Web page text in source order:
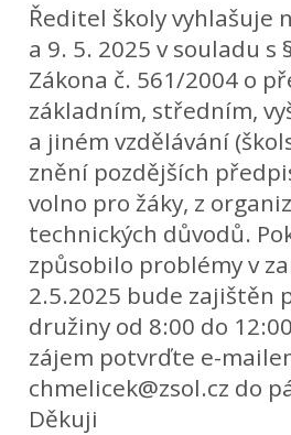
Ředitel školy vyhlašuje
a 9. 5. 2025 v souladu s
Zákona č. 561/2004 o
základním, středním,
a jiném vzdělávání
znění pozdějších
volno pro žáky, z
technických důvodů.
způsobilo problémy v
2.5.2025 bude zajištěn
družiny od 8:00 do
zájem potvrďte e-
chmelicek@zsol.cz do
Děkuji